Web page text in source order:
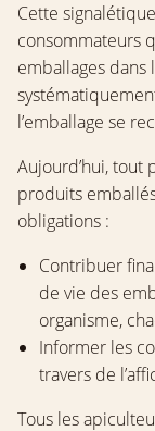
Cette
consommateurs
emballages
l’emballage se
Aujourd’hui,
produits
obligations :
Contribuer
de vie des
organisme,
Informer les
travers de
Tous les